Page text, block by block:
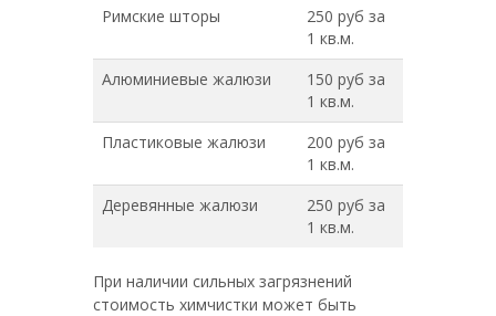
Римские шторы
250 руб за
1 кв.м.
Алюминиевые жалюзи
150 руб за
1 кв.м.
Пластиковые жалюзи
200 руб за
1 кв.м.
Деревянные жалюзи
250 руб за
1 кв.м.
При наличии сильных загрязнений
стоимость химчистки может быть